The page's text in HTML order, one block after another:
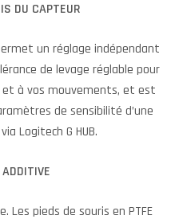
DU CAPTEUR
un réglage indépendant
de levage réglable pour
et à vos mouvements, et est
de sensibilité d’une
Logitech G HUB.
Les pieds de souris en PTFE